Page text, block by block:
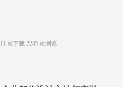
11 次下载 2245 次浏览